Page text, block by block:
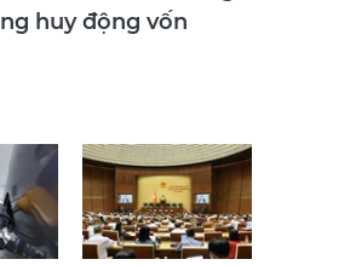
huy động vốn